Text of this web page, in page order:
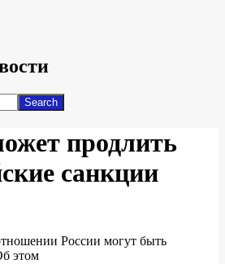
продлить
санкции
России могут быть
этом